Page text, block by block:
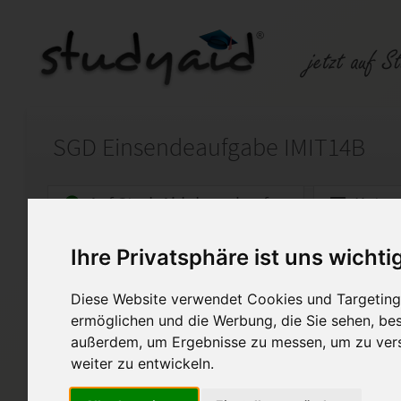
Ihre Privatsphäre ist uns
Diese Website verwendet Cookies und
ermöglichen und die Werbung, die Sie sehen,
außerdem, um Ergebnisse zu messen, um zu
weiter zu entwickeln.
SGD Einsendeaufgabe IMIT14B
Auf StudyAid.de verkaufen
Startseite Technik und Informatik
IMIT14B
Ich verkaufe hier eine
der Note 1,0